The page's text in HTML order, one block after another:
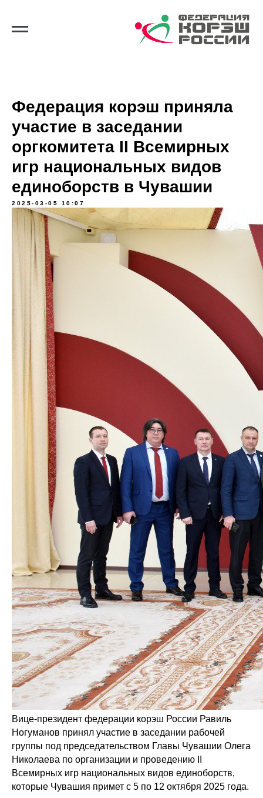
Федерация корэш приняла
участие в заседании
оргкомитета II Всемирных
игр национальных видов
единоборств в Чувашии
2025-03-05 10:07
Вице-президент федерации корэш России Равиль
Ногуманов принял участие в заседании рабочей
группы под председательством Главы Чувашии Олега
Николаева по организации и проведению II
Всемирных игр национальных видов единоборств,
которые Чувашия примет с 5 по 12 октября 2025 года.